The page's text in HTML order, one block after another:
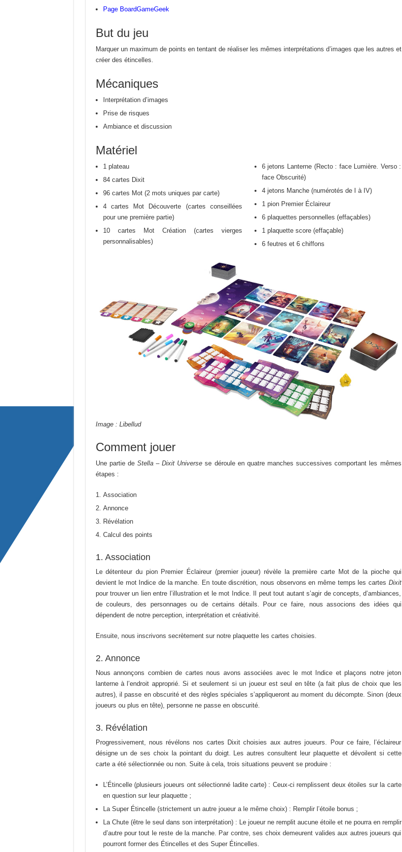
Page BoardGameGeek
But du jeu
Marquer un maximum de points en tentant de réaliser les mêmes interprétations d’images que les autres et
créer des étincelles.
Mécaniques
Interprétation d’images
Prise de risques
Ambiance et discussion
Matériel
1 plateau
84 cartes Dixit
96 cartes Mot (2 mots uniques par carte)
4 cartes Mot Découverte (cartes conseillées
pour une première partie)
10 cartes Mot Création (cartes vierges
personnalisables)
6 jetons Lanterne (Recto : face Lumière. Verso :
face Obscurité)
4 jetons Manche (numérotés de I à IV)
1 pion Premier Éclaireur
6 plaquettes personnelles (effaçables)
1 plaquette score (effaçable)
6 feutres et 6 chiffons
Image : Libellud
Comment jouer
Une partie de Stella – Dixit Universese déroule en quatre manches successives comportant les mêmes
étapes :
Association
Annonce
Révélation
Calcul des points
1. Association
Le détenteur du pion Premier Éclaireur (premier joueur) révèle la première carte Mot de la pioche qui
devient le mot Indice de la manche. En toute discrétion, nous observons en même temps les cartes Dixit
pour trouver un lien entre l’illustration et le mot Indice. Il peut tout autant s’agir de concepts, d’ambiances,
de couleurs, des personnages ou de certains détails. Pour ce faire, nous associons des idées qui
dépendent de notre perception, interprétation et créativité.
Ensuite, nous inscrivons secrètement sur notre plaquette les cartes choisies.
2. Annonce
Nous annonçons combien de cartes nous avons associées avec le mot Indice et plaçons notre jeton
lanterne à l’endroit approprié. Si et seulement si un joueur est seul en tête (a fait plus de choix que les
autres), il passe en obscurité et des règles spéciales s’appliqueront au moment du décompte. Sinon (deux
joueurs ou plus en tête), personne ne passe en obscurité.
3. Révélation
Progressivement, nous révélons nos cartes Dixit choisies aux autres joueurs. Pour ce faire, l’éclaireur
désigne un de ses choix la pointant du doigt. Les autres consultent leur plaquette et dévoilent si cette
carte a été sélectionnée ou non. Suite à cela, trois situations peuvent se produire :
L’Étincelle (plusieurs joueurs ont sélectionné ladite carte) : Ceux-ci remplissent deux étoiles sur la carte
en question sur leur plaquette ;
La Super Étincelle (strictement un autre joueur a le même choix) : Remplir l’étoile bonus ;
La Chute (être le seul dans son interprétation) : Le joueur ne remplit aucune étoile et ne pourra en remplir
d’autre pour tout le reste de la manche. Par contre, ses choix demeurent valides aux autres joueurs qui
pourront former des Étincelles et des Super Étincelles.